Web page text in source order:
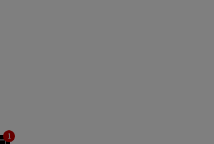
1